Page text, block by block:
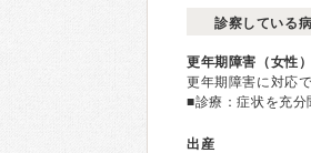
診察している
更年期障害（女性）
更年期障害に対応
■診療：症状を充分
出産